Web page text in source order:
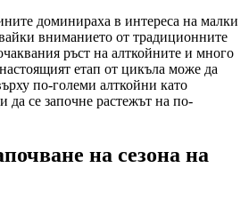
доминираха в интереса на малки
вниманието от традиционните
ръст на алткойните и много
етап от цикъла може да
по-големи алткойни като
да се започне растежът на по-
на сезона на